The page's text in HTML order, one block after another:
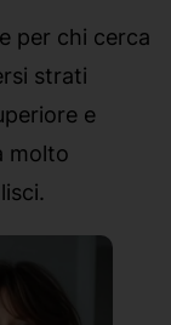
per chi cerca
strati
e
molto